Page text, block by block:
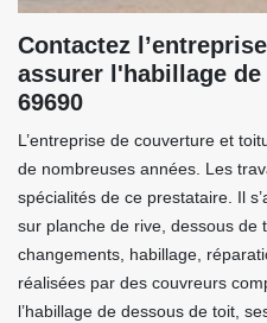
Contactez
assurer l'habillage
69690
L’entreprise de couverture et
de nombreuses années. Les
spécialités de ce prestataire. Il
sur planche de rive, dessous de
changements, habillage,
réalisées par des couvreurs
l’habillage de dessous de toit,